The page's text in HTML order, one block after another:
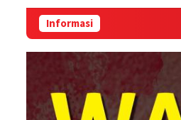
Informasi